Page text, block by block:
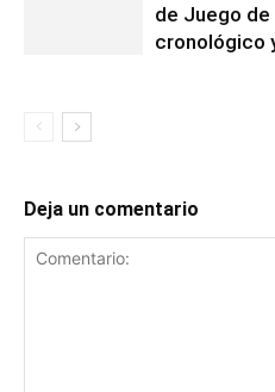
de Juego
cronológico
Deja un comentario